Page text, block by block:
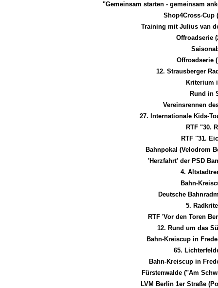
"Gemeinsam starten - gemeinsam
Shop4Cross-Cup
Training mit Julius van
Offroadserie
Offroadserie
12. Strausberger
Kriterium
Rund in
Vereinsrennen
27. Internationale Kids-
RTF "30.
RTF "31.
Bahnpokal (Velodrom
'Herzfahrt' der PSD
4.
Bahn-
Deutsche
5.
RTF 'Vor den Toren
12. Rund um das
Bahn-Kreiscup in
65.
Bahn-Kreiscup in
Fürstenwalde ("Am
LVM Berlin 1er Straße